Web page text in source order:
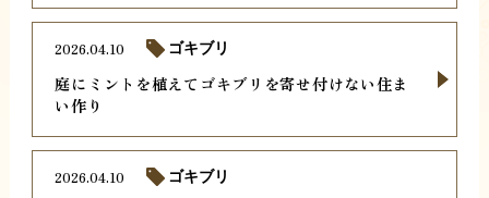
庭にミントを植えてゴキブリを寄せ付けない住ま
い作り
2026.04.10 ゴキブリ
2026.04.10 ゴキブリ